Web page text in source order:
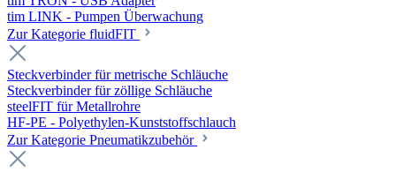
tim LINK - Pumpen Überwachung
Zur Kategorie fluidFIT
Steckverbinder für metrische Schläuche
Steckverbinder für zöllige Schläuche
steelFIT für Metallrohre
HF-PE - Polyethylen-Kunststoffschlauch
Zur Kategorie Pneumatikzubehör